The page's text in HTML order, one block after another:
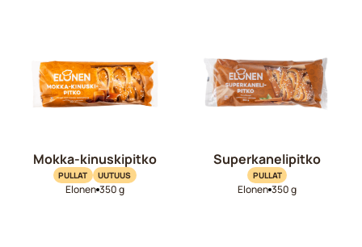
Mokka-kinuskipitko
PULLAT UUTUUS
Elonen 350 g
Superkanelipitko
PULLAT
Elonen 350 g